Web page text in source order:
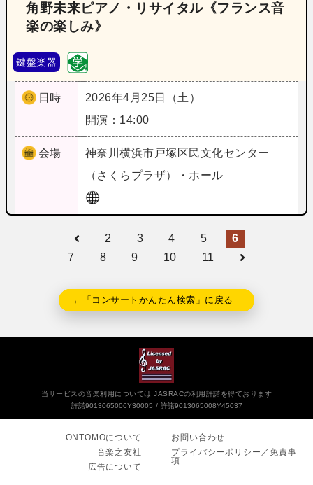
角野未来ピアノ・リサイタル《フランス音
楽の楽しみ》
鍵盤楽器
日時
2026年4月25日（土）
開演：14:00
会場 神奈川横浜市戸塚区民文化センター
（さくらプラザ）・ホール
2 3 4 5
6
7
8 9 10 11
←「コンサートかんたん検索」に戻る
当サービスの音楽利用については JASRACの利用許諾を得ております
許諾9013065006Y30005
許諾9013065008Y45037
ONTOMOについて
音楽之友社
広告について
お問い合わせ
プライバシーポリシー／免責事
項